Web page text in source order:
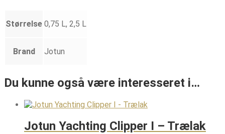
Størrelse 0,75 L, 2,5 L
Brand Jotun
Du kunne også være interesseret i…
Jotun Yachting Clipper I – Trælak